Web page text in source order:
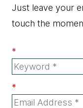
Just leave your
touch the
*
*